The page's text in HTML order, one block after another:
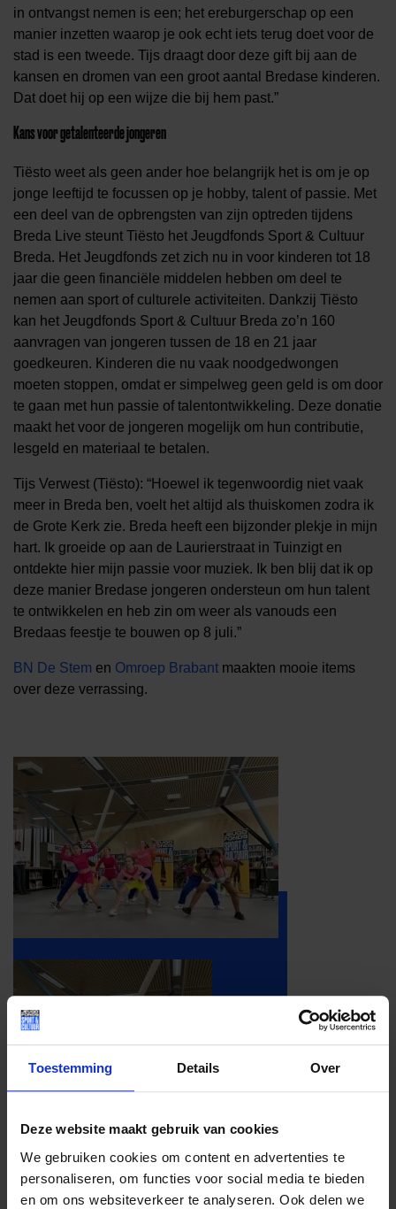
Toestemming Details Over
Deze website maakt gebruik van cookies
We gebruiken cookies om content en advertenties te
personaliseren, om functies voor social media te bieden
en om ons websiteverkeer te analyseren. Ook delen we
in ontvangst nemen is een; het ereburgerschap op een
manier inzetten waarop je ook echt iets terug doet voor de
stad is een tweede. Tijs draagt door deze gift bij aan de
kansen en dromen van een groot aantal Bredase kinderen.
Dat doet hij op een wijze die bij hem past.”
Kans voor getalenteerde jongeren
Tiësto weet als geen ander hoe belangrijk het is om je op
jonge leeftijd te focussen op je hobby, talent of passie. Met
een deel van de opbrengsten van zijn optreden tijdens
Breda Live steunt Tiësto het Jeugdfonds Sport & Cultuur
Breda. Het Jeugdfonds zet zich nu in voor kinderen tot 18
jaar die geen financiële middelen hebben om deel te
nemen aan sport of culturele activiteiten. Dankzij Tiësto
kan het Jeugdfonds Sport & Cultuur Breda zo’n 160
aanvragen van jongeren tussen de 18 en 21 jaar
goedkeuren. Kinderen die nu vaak noodgedwongen
moeten stoppen, omdat er simpelweg geen geld is om door
te gaan met hun passie of talentontwikkeling. Deze donatie
maakt het voor de jongeren mogelijk om hun contributie,
lesgeld en materiaal te betalen.
Tijs Verwest (Tiësto): “Hoewel ik tegenwoordig niet vaak
meer in Breda ben, voelt het altijd als thuiskomen zodra ik
de Grote Kerk zie. Breda heeft een bijzonder plekje in mijn
hart. Ik groeide op aan de Laurierstraat in Tuinzigt en
ontdekte hier mijn passie voor muziek. Ik ben blij dat ik op
deze manier Bredase jongeren ondersteun om hun talent
te ontwikkelen en heb zin om weer als vanouds een
Bredaas feestje te bouwen op 8 juli.”
BN De Stem en Omroep Brabant maakten mooie items
over deze verrassing.